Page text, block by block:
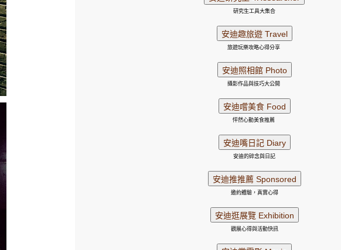
研究生工具大集合
旅遊玩樂攻略心得分享
攝影作品與技巧大公開
怦然心動美食推薦
安迪的碎念與日記
邀約體驗，真實心得
觀展心得與活動快訊